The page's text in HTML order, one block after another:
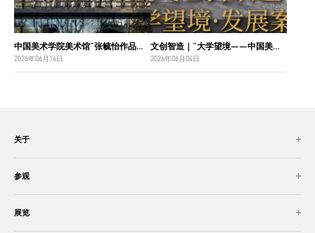
中国美术学院美术馆“张毓怡作品捐赠收藏项目”入选“2026年度国家美术作品收藏和捐赠奖励项目名单”
2026年06月16日
文创智造｜“大学望境——中国美术学院建设世界一流大学二十周年”特展导览
2026年06月04日
关于
参观
展览